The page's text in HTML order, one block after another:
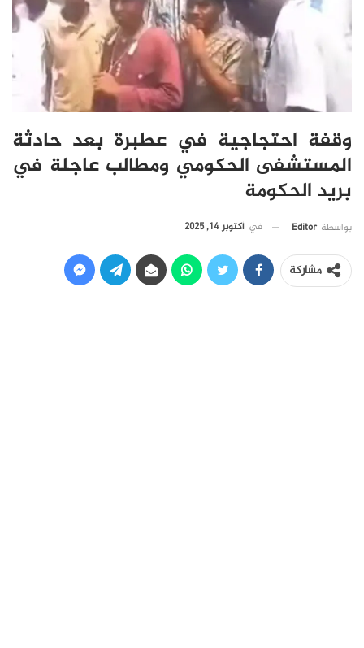
وقفة احتجاجية في عطبرة بعد حادثة
المستشفى الحكومي ومطالب عاجلة في
بريد الحكومة
بواسطة Editor في أكتوبر 14, 2025
مشاركة